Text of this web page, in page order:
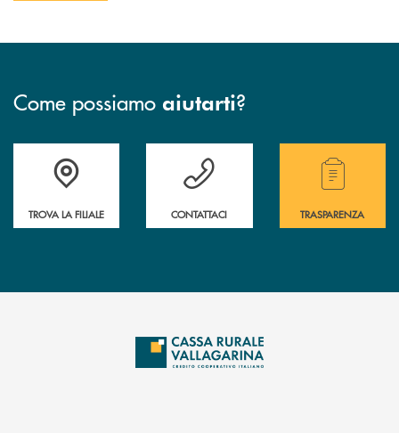
Come possiamo aiutarti?
Accedi all' elenco completo delle filiali .
TROVA LA FILIALE
Hai bisogno di assistenza immediata?
CONTATTACI
Hai bisogno di
TRASPARENZA